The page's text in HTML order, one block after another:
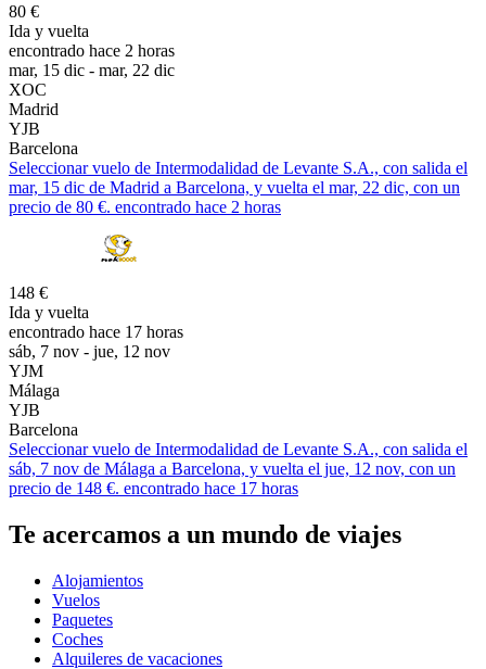
80 €
Ida y vuelta
encontrado hace 2 horas
mar, 15 dic - mar, 22 dic
XOC
Madrid
YJB
Barcelona
Seleccionar vuelo de Intermodalidad de Levante S.A., con salida el
mar, 15 dic de Madrid a Barcelona, y vuelta el mar, 22 dic, con un
precio de 80 €. encontrado hace 2 horas
148 €
Ida y vuelta
encontrado hace 17 horas
sáb, 7 nov - jue, 12 nov
YJM
Málaga
YJB
Barcelona
Seleccionar vuelo de Intermodalidad de Levante S.A., con salida el
sáb, 7 nov de Málaga a Barcelona, y vuelta el jue, 12 nov, con un
precio de 148 €. encontrado hace 17 horas
Te acercamos a un mundo de viajes
Alojamientos
Vuelos
Paquetes
Coches
Alquileres de vacaciones